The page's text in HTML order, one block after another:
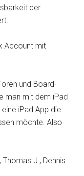
der
Account mit
und Board-
man mit dem iPad
iPad App die
möchte. Also
Thomas J., Dennis